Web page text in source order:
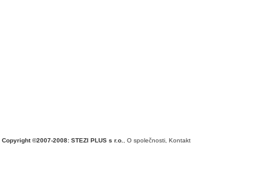
Copyright ©2007-2008: STEZI PLUS s r.o. O společnosti Kontakt